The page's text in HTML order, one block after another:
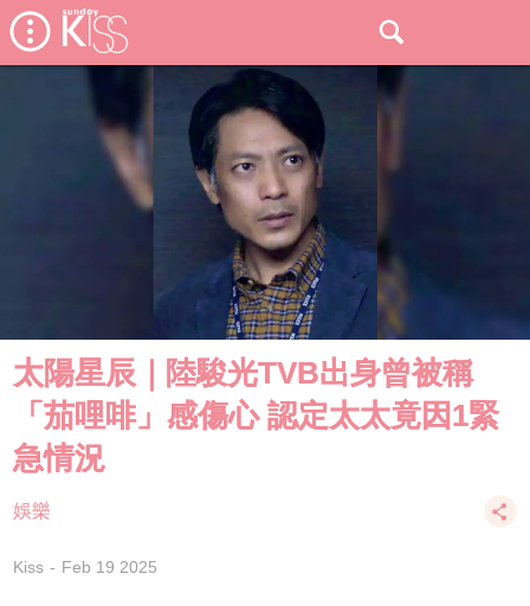
太陽星辰｜陸駿光TVB出身曾被稱
「茄哩啡」感傷心 認定太太竟因1緊
急情況
娛樂
Kiss Feb 19 2025